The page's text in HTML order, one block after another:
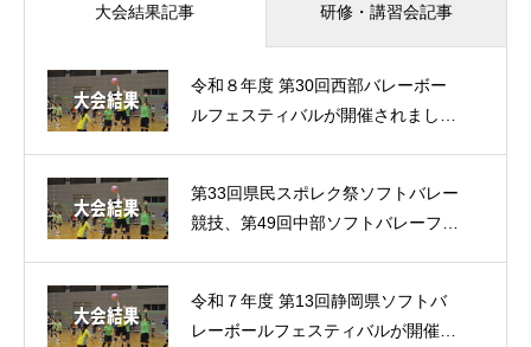
大会結果記事 研修・講習会記事
令和８年度 第30回西部バレーボー
ルフェスティバルが開催されまし
第33回県民スポレク祭ソフトバレー
競技、第49回中部ソフトバレーフェ
令和７年度 第13回静岡県ソフトバ
レーボールフェスティバルが開催さ